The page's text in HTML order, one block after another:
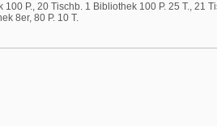
100 P., 20 Tischb. 1 Bibliothek 100 P. 25 T., 21
8er, 80 P. 10 T.